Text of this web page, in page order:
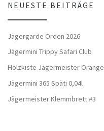
NEUESTE BEITRÄGE
Jägergarde Orden 2026
Jägermini Trippy Safari Club
Holzkiste Jägermeister Orange
Jägermini 365 Späti 0,04l
Jägermeister Klemmbrett #3